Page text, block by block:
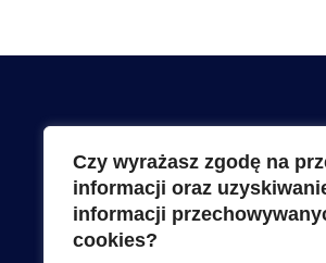
Czy wyrażasz zgodę na
informacji oraz
informacji
cookies?
KONTAKT
Narolski i Partnerzy Sp. p.
ul. Milionowa 4B